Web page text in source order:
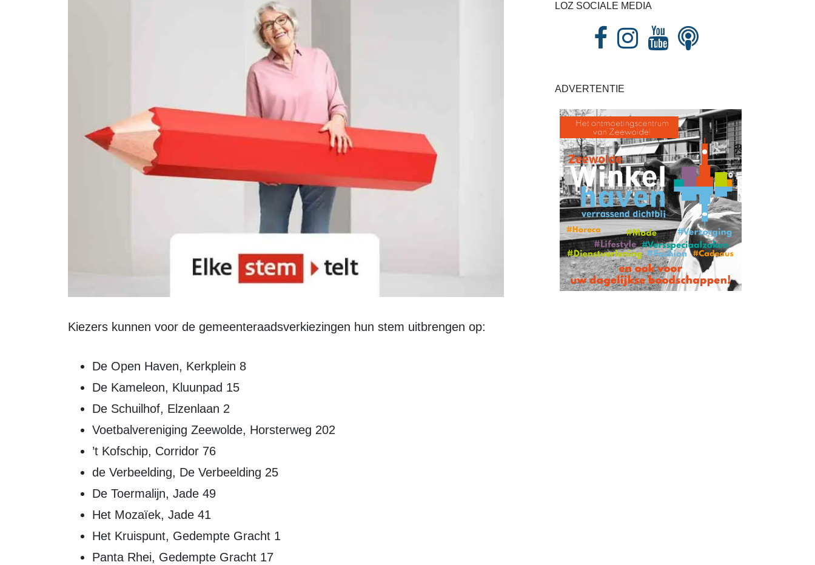
Kiezers kunnen voor de gemeenteraadsverkiezingen hun stem uitbrengen op:
De Open Haven, Kerkplein 8
De Kameleon, Kluunpad 15
De Schuilhof, Elzenlaan 2
Voetbalvereniging Zeewolde, Horsterweg 202
’t Kofschip, Corridor 76
de Verbeelding, De Verbeelding 25
De Toermalijn, Jade 49
Het Mozaïek, Jade 41
Het Kruispunt, Gedempte Gracht 1
Panta Rhei, Gedempte Gracht 17
LOZ SOCIALE MEDIA
ADVERTENTIE